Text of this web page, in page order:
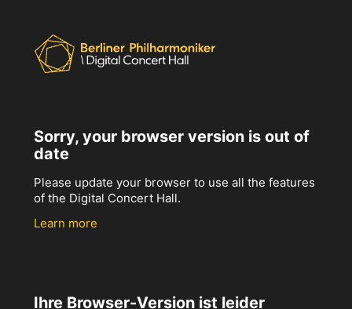
Sorry, your browser version is out of
date
Please update your browser to use all the features
of the Digital Concert Hall.
Learn more
Ihre Browser-Version ist leider